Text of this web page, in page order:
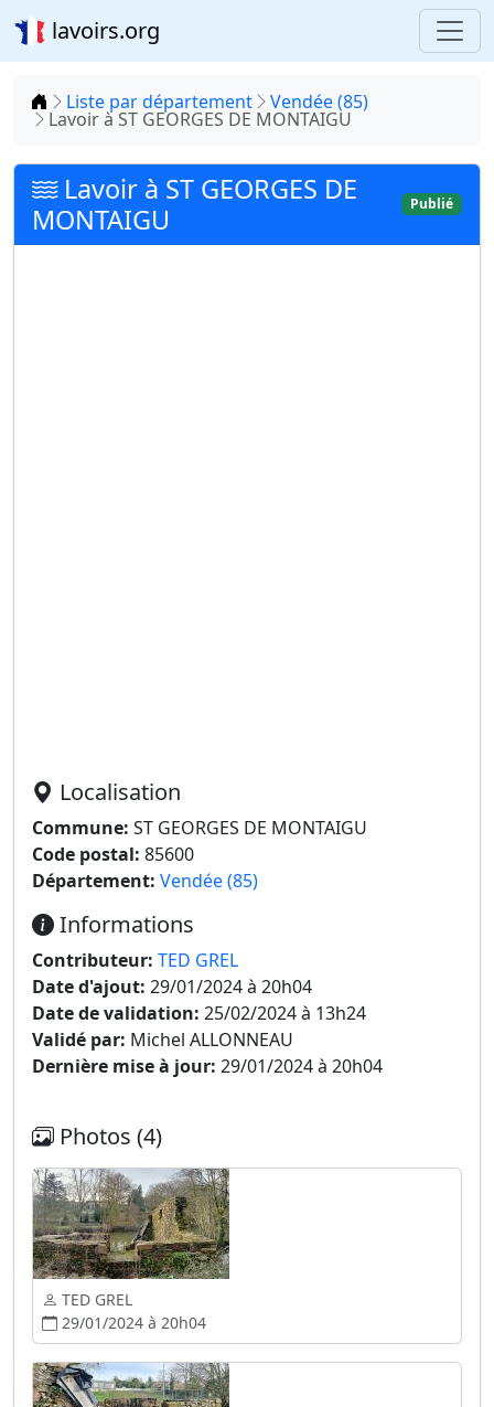
lavoirs.org
Accueil
Liste par département Vendée (85)
Lavoir à ST GEORGES DE MONTAIGU
Lavoir à ST GEORGES DE
MONTAIGU
Publié
Localisation
Commune: ST GEORGES DE MONTAIGU
Code postal: 85600
Département: Vendée (85)
Informations
Contributeur: TED GREL
Date d'ajout: 29/01/2024 à 20h04
Date de validation: 25/02/2024 à 13h24
Validé par: Michel ALLONNEAU
Dernière mise à jour: 29/01/2024 à 20h04
Photos (4)
TED GREL
29/01/2024 à 20h04